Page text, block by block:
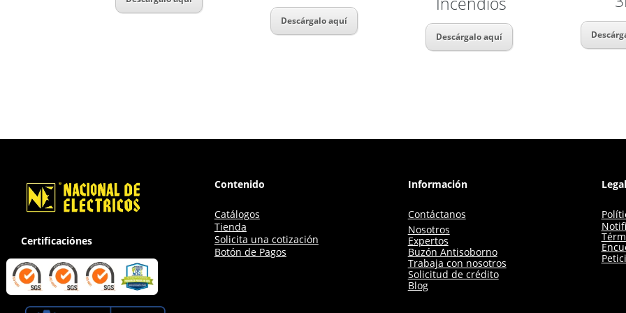
Descárgalo aquí
Descárgalo aquí
Certificaciónes
Contenido
Catálogos
Tienda
Solicita una cotización
Botón de Pagos
Información
Contáctanos
Nosotros
Expertos
Buzón Antisoborno
Trabaja con nosotros
Solicitud de crédito
Blog
Legal